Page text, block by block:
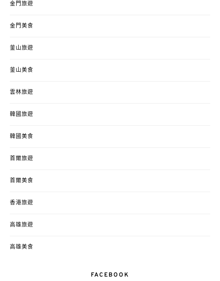
金門旅遊
金門美食
釜山旅遊
釜山美食
雲林旅遊
韓國旅遊
韓國美食
首爾旅遊
首爾美食
香港旅遊
高雄旅遊
高雄美食
FACEBOOK